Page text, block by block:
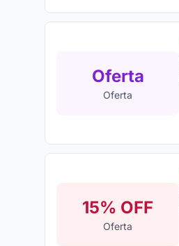
Oferta
Oferta
15% OFF
Oferta